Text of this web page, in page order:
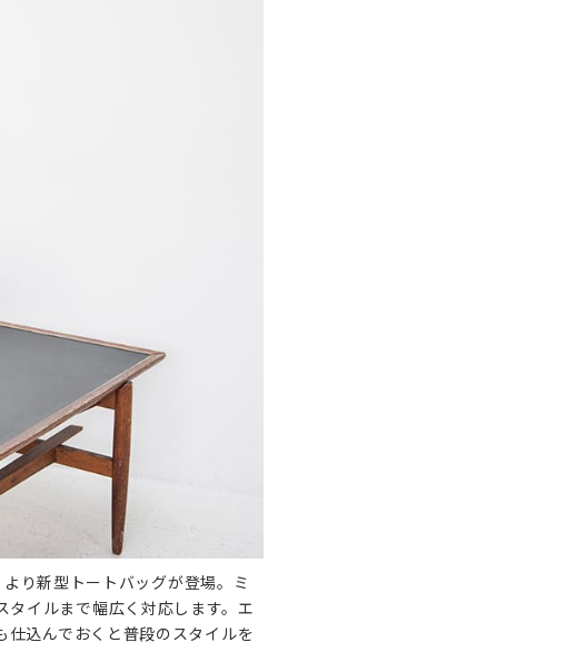
り新型トートバッグが登場。ミ
イルまで幅広く対応します。エ
込んでおくと普段のスタイルを